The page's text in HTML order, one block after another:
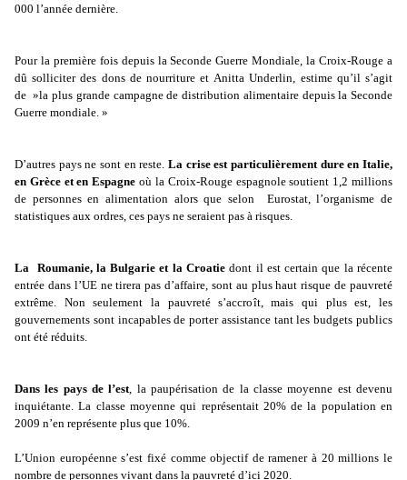
000 l’année dernière.
Pour la première fois depuis la Seconde Guerre Mondiale, la Croix-Rouge a
dû solliciter des dons de nourriture et Anitta Underlin, estime qu’il s’agit
de »la plus grande campagne de distribution alimentaire depuis la Seconde
Guerre mondiale. »
D’autres pays ne sont en reste. La crise est particulièrement dure en Italie,
en Grèce et en Espagne où la Croix-Rouge espagnole soutient 1,2 millions
de personnes en alimentation alors que selon Eurostat, l’organisme de
statistiques aux ordres, ces pays ne seraient pas à risques.
La Roumanie, la Bulgarie et la Croatie dont il est certain que la récente
entrée dans l’UE ne tirera pas d’affaire, sont au plus haut risque de pauvreté
extrême. Non seulement la pauvreté s’accroît, mais qui plus est, les
gouvernements sont incapables de porter assistance tant les budgets publics
ont été réduits.
Dans les pays de l’est, la paupérisation de la classe moyenne est devenu
inquiétante. La classe moyenne qui représentait 20% de la population en
2009 n’en représente plus que 10%.
L’Union européenne s’est fixé comme objectif de ramener à 20 millions le
nombre de personnes vivant dans la pauvreté d’ici 2020.